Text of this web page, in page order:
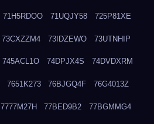
71H5RDOO 71UQJY58 725P81XE
73CXZZM4 73IDZEWO 73UTNHIP
745ACL1O 74DPJX4S 74DVDXRM
7651K273 76BJGQ4F 76G4013Z
7777M27H 77BED9B2 77BGMMG4